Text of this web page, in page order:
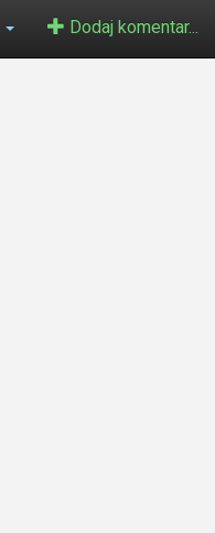
Dodaj komentar...